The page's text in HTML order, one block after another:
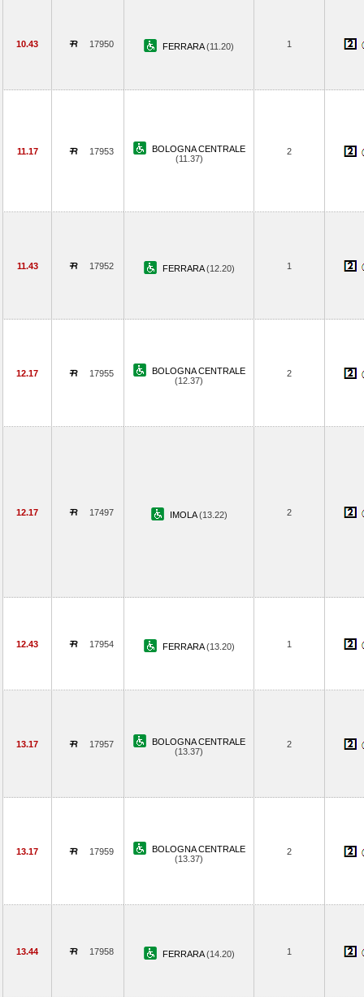
10.43 17950 FERRARA(11.20) 1
11.17 17953
BOLOGNA CENTRALE
(11.37)
2
11.43 17952 FERRARA(12.20) 1
12.17 17955
BOLOGNA CENTRALE
(12.37)
2
12.17 17497 IMOLA(13.22) 2
12.43 17954 FERRARA(13.20) 1
13.17 17957
BOLOGNA CENTRALE
(13.37)
2
13.17 17959
BOLOGNA CENTRALE
(13.37)
2
13.44 17958 FERRARA(14.20) 1